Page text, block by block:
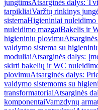
jungtimsAtsarginės dalys:
tarpikliaiVaržtų rinkinys
sistemaHigieniniai nuleidimo
nuleidimo mazgaiBakelis ir
higieniniu plovimu
valdymo sistema su
moduliaiAtsarginės dalys:
skirti bakelių ir WC
plovimuAtsarginės dalys:
valdymo sistemoms su
transformatoriaiAtsarginės
komponentaiVamzdynų